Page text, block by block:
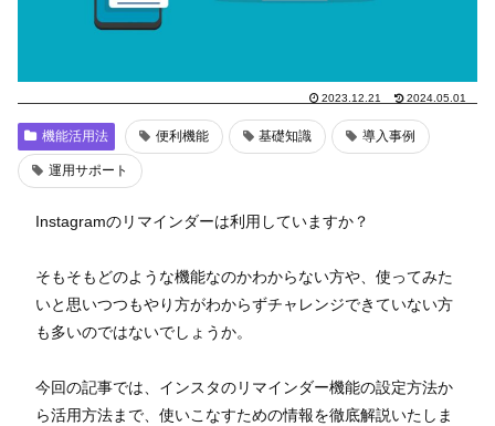
2023.12.21 2024.05.01
機能活用法 便利機能 基礎知識 導入事例
運用サポート
Instagramのリマインダーは利用していますか？
そもそもどのような機能なのかわからない方や、使ってみた
いと思いつつもやり方がわからずチャレンジできていない方
も多いのではないでしょうか。
今回の記事では、インスタのリマインダー機能の設定方法か
ら活用方法まで、使いこなすための情報を徹底解説いたしま